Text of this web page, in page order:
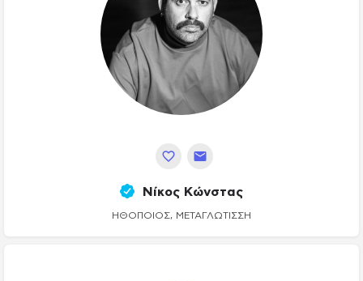
Νίκος Κώνστας
ΗΘΟΠΟΙΌΣ, ΜΕΤΑΓΛΏΤΙΣΣΗ